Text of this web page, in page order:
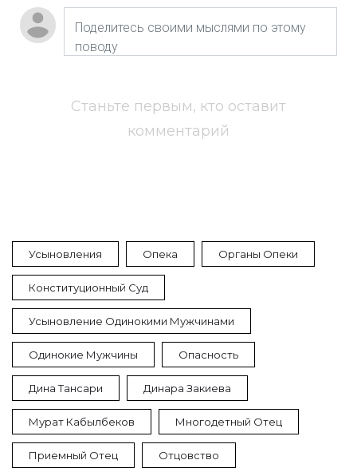
Станьте первым, кто оставит
комментарий
Усыновления Опека Органы Опеки
Конституционный Суд
Усыновление Одинокими Мужчинами
Одинокие Мужчины Опасность
Дина Тансари Динара Закиева
Мурат Кабылбеков Многодетный Отец
Приемный Отец Отцовство